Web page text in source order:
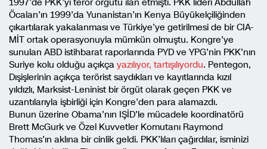
1997’de PKK’yı terör örgütü ilan etmişti. PKK lideri Abdullah
Öcalan’ın 1999’da Yunanistan’ın Kenya Büyükelçiliğinden
çıkartılarak yakalanması ve Türkiye’ye getirilmesi de bir CIA-
MİT ortak operasyonuyla mümkün olmuştu. Kongre’ye
sunulan ABD istihbarat raporlarında PYD ve YPG’nin PKK’nın
Suriye kolu olduğu açıkça yazılıyor, tartışılıyordu. Pentegon,
Dışişlerinin açıkça terörist saydıkları ve kayıtlarında kızıl
yıldızlı, Marksist-Leninist bir örgüt olarak geçen PKK ve
uzantılarıyla işbirliği için Kongre’den para alamazdı.
Bunun üzerine Obama’nın IŞİD’le mücadele koordinatörü
Brett McGurk ve Özel Kuvvetler Komutanı Raymond
Thomas’ın aklına bir cinlik geldi. PKK’lıları çağırdılar, isminizi